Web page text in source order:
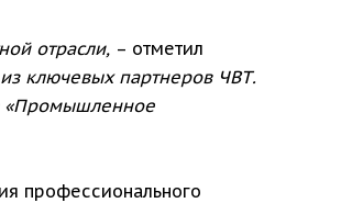
отрасли, – отметил
ключевых партнеров ЧВТ.
«Промышленное
профессионального